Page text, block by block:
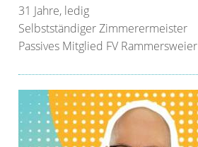
31 Jahre, ledig
Selbstständiger Zimmerermeister
Passives Mitglied FV Rammersweier